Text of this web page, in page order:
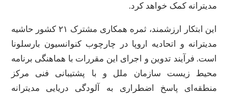
مدیترانه کمک خواهد کرد.
این ابتکار ارزشمند، ثمره همکاری مشترک ۲۱ کشور حاشیه
مدیترانه و اتحادیه اروپا در چارچوب کنوانسیون بارسلونا
است. فرآیند تدوین و اجرای این مقررات با هماهنگی برنامه
محیط زیست سازمان ملل و با پشتیبانی فنی مرکز
منطقه‌ای پاسخ اضطراری به آلودگی دریایی مدیترانه